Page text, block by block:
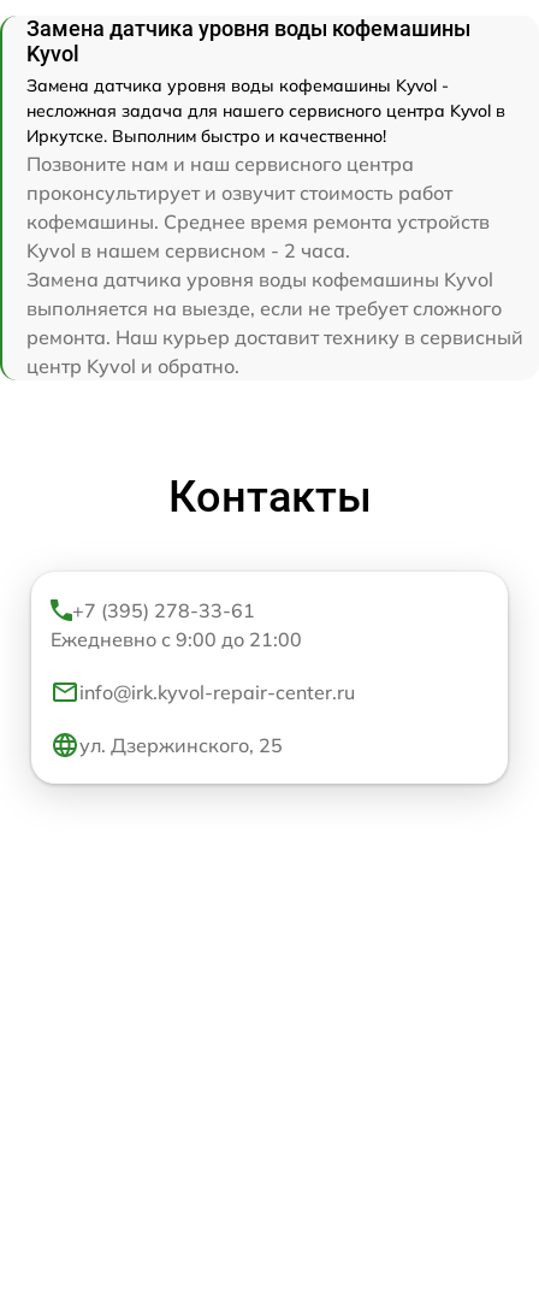
Замена датчика уровня воды кофемашины
Kyvol
Замена датчика уровня воды кофемашины Kyvol -
несложная задача для нашего сервисного центра Kyvol в
Иркутске. Выполним быстро и качественно!
Позвоните нам и наш сервисного центра
проконсультирует и озвучит стоимость работ
кофемашины. Среднее время ремонта устройств
Kyvol в нашем сервисном - 2 часа.
Замена датчика уровня воды кофемашины Kyvol
выполняется на выезде, если не требует сложного
ремонта. Наш курьер доставит технику в сервисный
центр Kyvol и обратно.
Контакты
+7 (395) 278-33-61
Ежедневно с 9:00 до 21:00
info@irk.kyvol-repair-center.ru
ул. Дзержинского, 25